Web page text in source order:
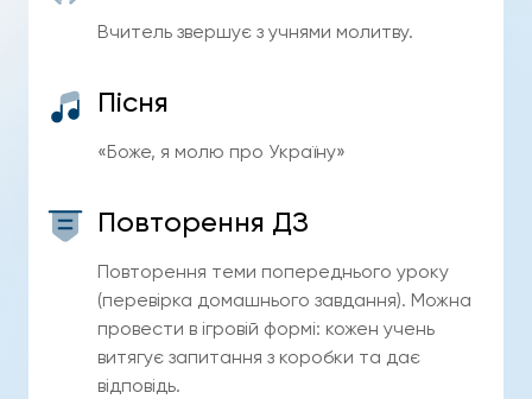
Вчитель звершує з учнями молитву.
Пісня
«Боже, я молю про Україну»
Повторення ДЗ
Повторення теми попереднього уроку
(перевірка домашнього завдання). Можна
провести в ігровій формі: кожен учень
витягує запитання з коробки та дає
відповідь.